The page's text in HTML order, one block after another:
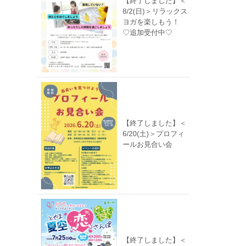
8/2(日)＞リラックス
ヨガを楽しもう！
♡追加受付中♡
【終了しました】＜
6/20(土)＞プロフィ
ールお見合い会
【終了しました】＜